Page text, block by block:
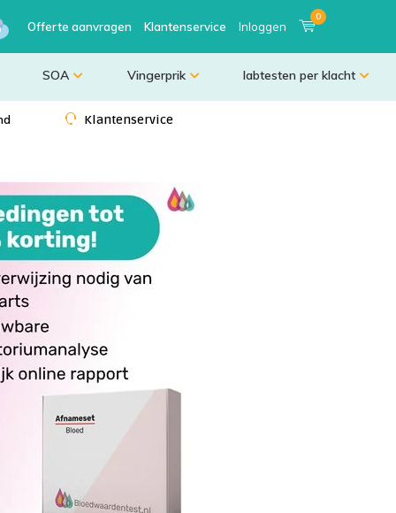
Offerte aanvragen Klantenservice Inloggen
0
SOA Vingerprik labtesten per klacht
Klantenservice